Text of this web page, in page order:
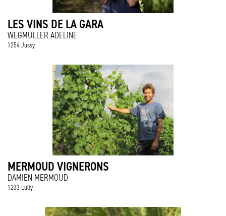
LES VINS DE LA GARA
WEGMULLER ADELINE
1254 Jussy
MERMOUD VIGNERONS
DAMIEN MERMOUD
1233 Lully